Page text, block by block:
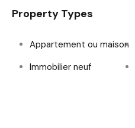
Property Types
Appartement ou maison
Immobilier neuf